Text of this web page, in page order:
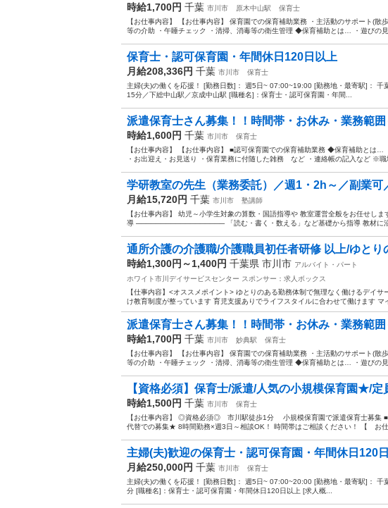
時給1,700円 千葉 市川市 原木中山駅
保育士
【お仕事内容】 【お仕事内容】 保育園での保育補助業務 ・主活動のサポート(散
等の介助 ・午睡チェック ・清掃、消毒等の衛生管理 ◆保育補助とは… ・遊びの見
保育士・認可保育園・年間休日120日以上
月給208,336円 千葉 市川市
保育士
主婦(夫)の働くを応援！ [勤務日数]： 週5日~ 07:00~19:00 [勤務地・最寄駅]： 千
15分／下総中山駅／京成中山駅 [職種名]：保育士・認可保育園・年間...
派遣保育士さん募集！！時間帯・お休み・業務範
時給1,600円 千葉 市川市
保育士
【お仕事内容】 【お仕事内容】 ■認可保育園での保育補助業務 ◆保育補助とは…
・お出迎え・お見送り ・保育業務に付随した雑務 など ・連絡帳の記入など ※職
学研教室の先生（業務委託）／週1・2h～／副業可
月給15,720円 千葉 市川市
塾講師
【お仕事内容】 幼児～小学生対象の算数・国語指導や 教室運営全般をお任せし
導 ────────────────── 「読む・書く・数える」など基礎から指導 教材に沿
通所介護の介護職/介護職員初任者研修 以上/ゆとり
時給1,300円～1,400円 千葉県 市川市 アルバイト・パート
ホワイト市川デイサービスセンター スポンサー：求人ボックス
【仕事内容】<オススメポイント> ゆとりのある勤務体制で無理なく働けるデイ
け教育制度が整っています 育児支援ありでライフスタイルに合わせて働けます マ
派遣保育士さん募集！！時間帯・お休み・業務範
時給1,700円 千葉 市川市 妙典駅
保育士
【お仕事内容】 【お仕事内容】 保育園での保育補助業務 ・主活動のサポート(散
等の介助 ・午睡チェック ・清掃、消毒等の衛生管理 ◆保育補助とは… ・遊びの見
【資格必須】保育士/派遣/人気の小規模保育園★/定
時給1,500円 千葉 市川市
保育士
【お仕事内容】 ◎資格必須◎ 市川駅徒歩1分 小規模保育園で派遣保
代替での募集★ 8時間勤務×週3日～相談OK！ 時間帯はご相談ください！ 【 お
主婦(夫)歓迎の保育士・認可保育園・年間休日120
月給250,000円 千葉 市川市
保育士
主婦(夫)の働くを応援！ [勤務日数]： 週5日~ 07:00~20:00 [勤務地・最寄駅]： 千
分 [職種名]：保育士・認可保育園・年間休日120日以上 [求人概...